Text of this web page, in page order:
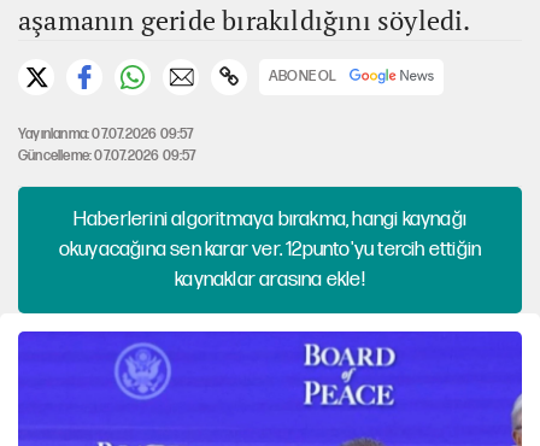
aşamanın geride bırakıldığını söyledi.
ABONE OL
Yayınlanma: 07.07.2026 09:57
Güncelleme: 07.07.2026 09:57
Haberlerini algoritmaya bırakma, hangi kaynağı
okuyacağına sen karar ver. 12punto'yu tercih ettiğin
kaynaklar arasına ekle!